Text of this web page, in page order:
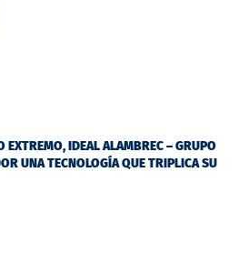
EXTREMO, IDEAL ALAMBREC – GRUPO
UNA TECNOLOGÍA QUE TRIPLICA SU